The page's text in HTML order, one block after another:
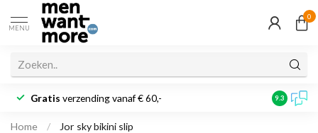
MENU
0
Gratis verzending vanaf € 60,- 9.3
Home / Jor sky bikini slip